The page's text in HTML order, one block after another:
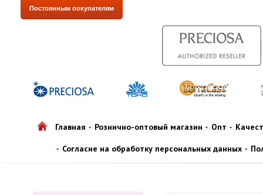
Постоянным покупателям
Главная Рознично-оптовый магазин Опт
Согласие на обработку персональных данных